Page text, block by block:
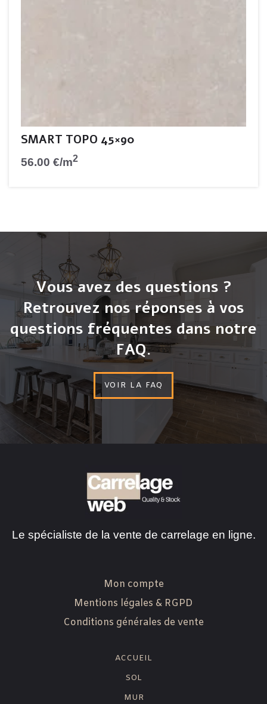
SMART TOPO 45×90
56.00 €/m2
Vous avez des questions ?
Retrouvez nos réponses à vos
questions fréquentes dans notre
FAQ.
VOIR LA FAQ
Le spécialiste de la vente de carrelage en ligne.
Mon compte
Mentions légales & RGPD
Conditions générales de vente
ACCUEIL
SOL
MUR